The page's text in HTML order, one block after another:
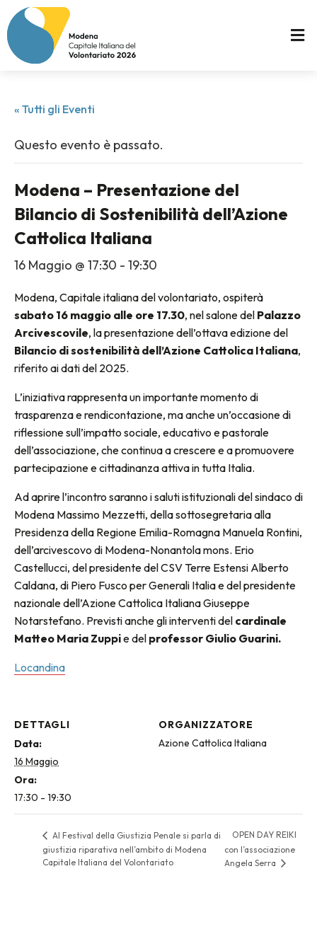
« Tutti gli Eventi
Questo evento è passato.
Modena – Presentazione del
Bilancio di Sostenibilità dell’Azione
Cattolica Italiana
16 Maggio @ 17:30 - 19:30
Modena, Capitale italiana del volontariato, ospiterà
sabato 16 maggio alle ore 17.30, nel salone del Palazzo
Arcivescovile, la presentazione dell’ottava edizione del
Bilancio di sostenibilità dell’Azione Cattolica Italiana,
riferito ai dati del 2025.
L’iniziativa rappresenta un importante momento di
trasparenza e rendicontazione, ma anche un’occasione di
riflessione sull’impatto sociale, educativo e pastorale
dell’associazione, che continua a crescere e a promuovere
partecipazione e cittadinanza attiva in tutta Italia.
Ad aprire l’incontro saranno i saluti istituzionali del sindaco di
Modena Massimo Mezzetti, della sottosegretaria alla
Presidenza della Regione Emilia-Romagna Manuela Rontini,
dell’arcivescovo di Modena-Nonantola mons. Erio
Castellucci, del presidente del CSV Terre Estensi Alberto
Caldana, di Piero Fusco per Generali Italia e del presidente
nazionale dell’Azione Cattolica Italiana Giuseppe
Notarstefano. Previsti anche gli interventi del cardinale
Matteo Maria Zuppie del professor Giulio Guarini.
Locandina
DETTAGLI
Data:
16 Maggio
Ora:
17:30 - 19:30
ORGANIZZATORE
Azione Cattolica Italiana
Al Festival della Giustizia Penale si parla di
giustizia riparativa nell’ambito di Modena
Capitale Italiana del Volontariato
OPEN DAY REIKI
con l’associazione
Angela Serra